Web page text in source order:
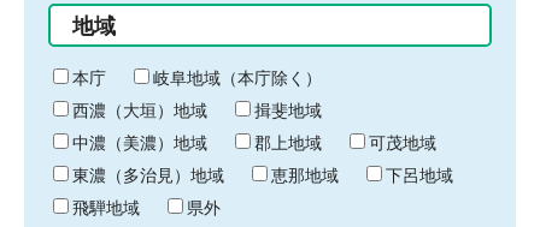
り
終
わ
り
地域
本庁
岐阜地域（本庁除く）
西濃（大垣）地域
揖斐地域
中濃（美濃）地域
郡上地域
可茂地域
東濃（多治見）地域
恵那地域
下呂地域
飛騨地域
県外